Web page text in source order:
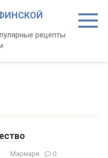
рецепты
Мармари 0